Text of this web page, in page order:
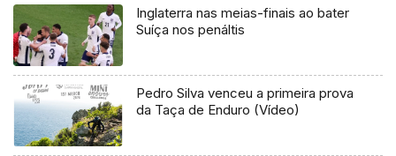
Inglaterra nas meias-finais ao bater
Suíça nos penáltis
Pedro Silva venceu a primeira prova
da Taça de Enduro (Vídeo)